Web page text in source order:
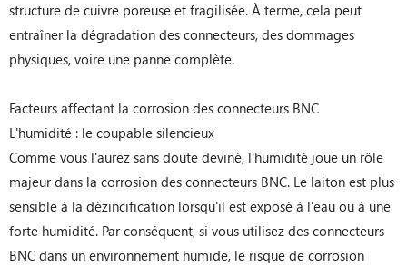
structure de cuivre poreuse et fragilisée. À terme, cela peut
entraîner la dégradation des connecteurs, des dommages
physiques, voire une panne complète.
Facteurs affectant la corrosion des connecteurs BNC
L'humidité : le coupable silencieux
Comme vous l'aurez sans doute deviné, l'humidité joue un rôle
majeur dans la corrosion des connecteurs BNC. Le laiton est plus
sensible à la dézincification lorsqu'il est exposé à l'eau ou à une
forte humidité. Par conséquent, si vous utilisez des connecteurs
BNC dans un environnement humide, le risque de corrosion